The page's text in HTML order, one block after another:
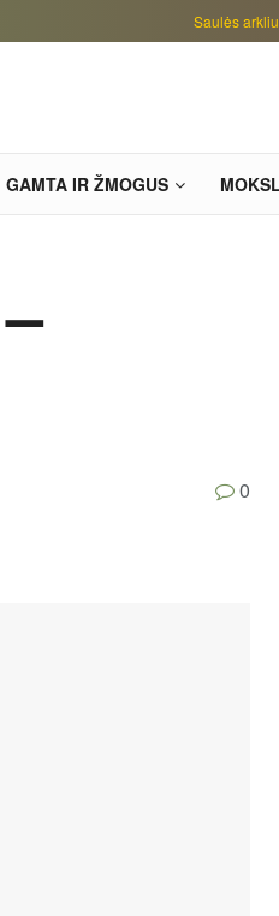
Saulės
GAMTA IR ŽMOGUS
0